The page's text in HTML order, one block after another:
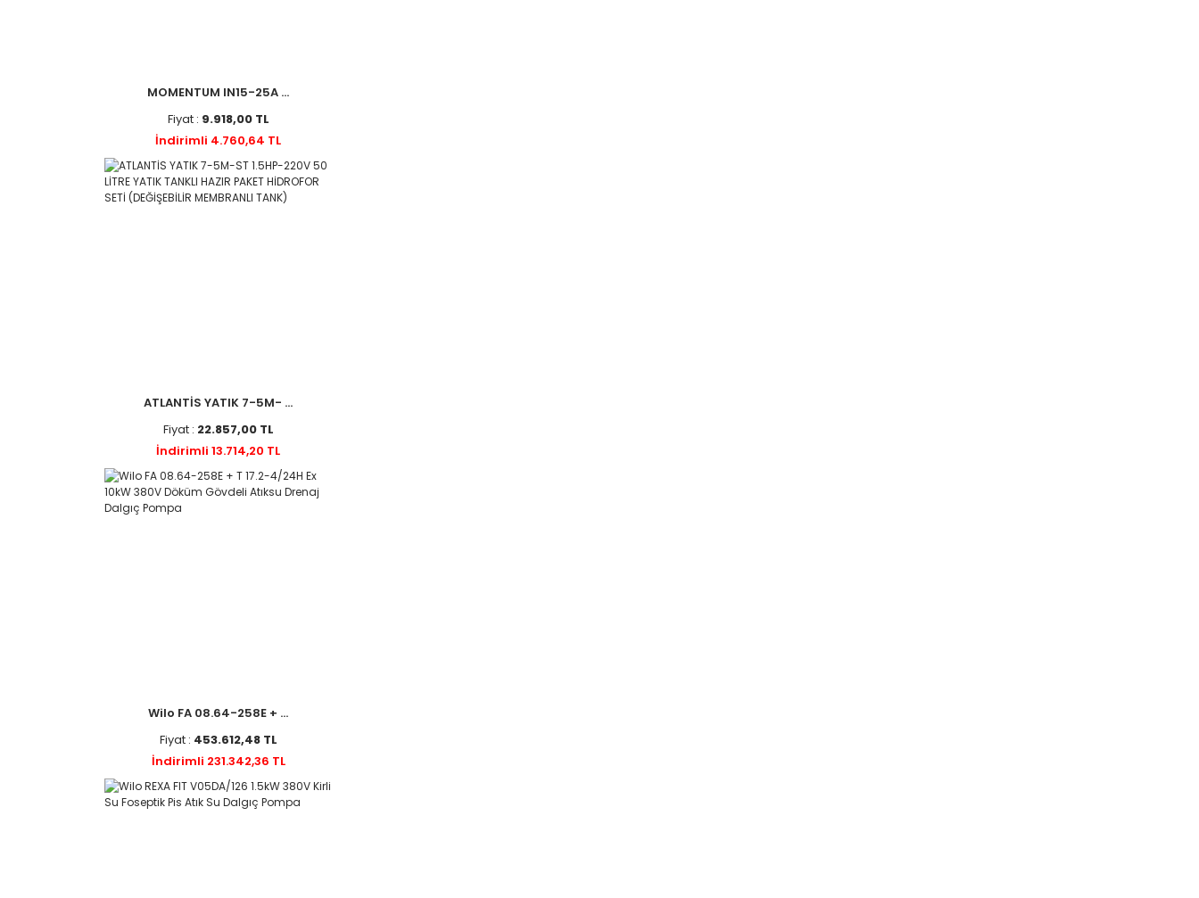
MOMENTUM IN15-25A ...
Fiyat : 9.918,00 TL
İndirimli 4.760,64 TL
ATLANTİS YATIK 7-5M- ...
Fiyat : 22.857,00 TL
İndirimli 13.714,20 TL
Wilo FA 08.64-258E + ...
Fiyat : 453.612,48 TL
İndirimli 231.342,36 TL